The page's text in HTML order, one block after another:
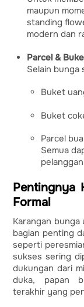
maupun
standing
modern dan
Parcel &
Selain bunga
Buket
Buket
Parcel
Semua
Pentingnya
Formal
Karangan bunga
bagian penting
seperti
sukses sering
dukungan dari
duka, papan
terakhir yang